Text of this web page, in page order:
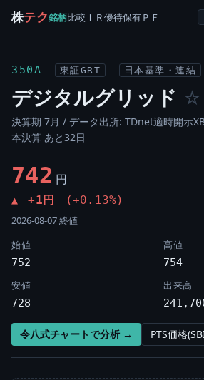
株テク銘柄比較 ＩＲ優待保有ＰＦ
350A 東証GRT 日本基準・連結
デジタルグリッド ☆
決算期 7月 / データ出所: TDnet適時開示
本決算 あと32日
742 円
▲ +1円 (+0.13%)
2026-08-07 終値
始値
752
高値
754
安値
728
出来高
令八式チャートで分析 → PTS価格